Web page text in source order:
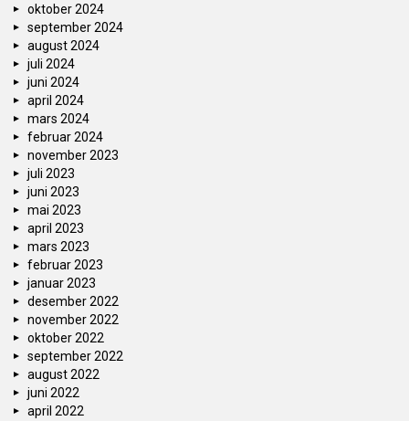
oktober 2024
september 2024
august 2024
juli 2024
juni 2024
april 2024
mars 2024
februar 2024
november 2023
juli 2023
juni 2023
mai 2023
april 2023
mars 2023
februar 2023
januar 2023
desember 2022
november 2022
oktober 2022
september 2022
august 2022
juni 2022
april 2022